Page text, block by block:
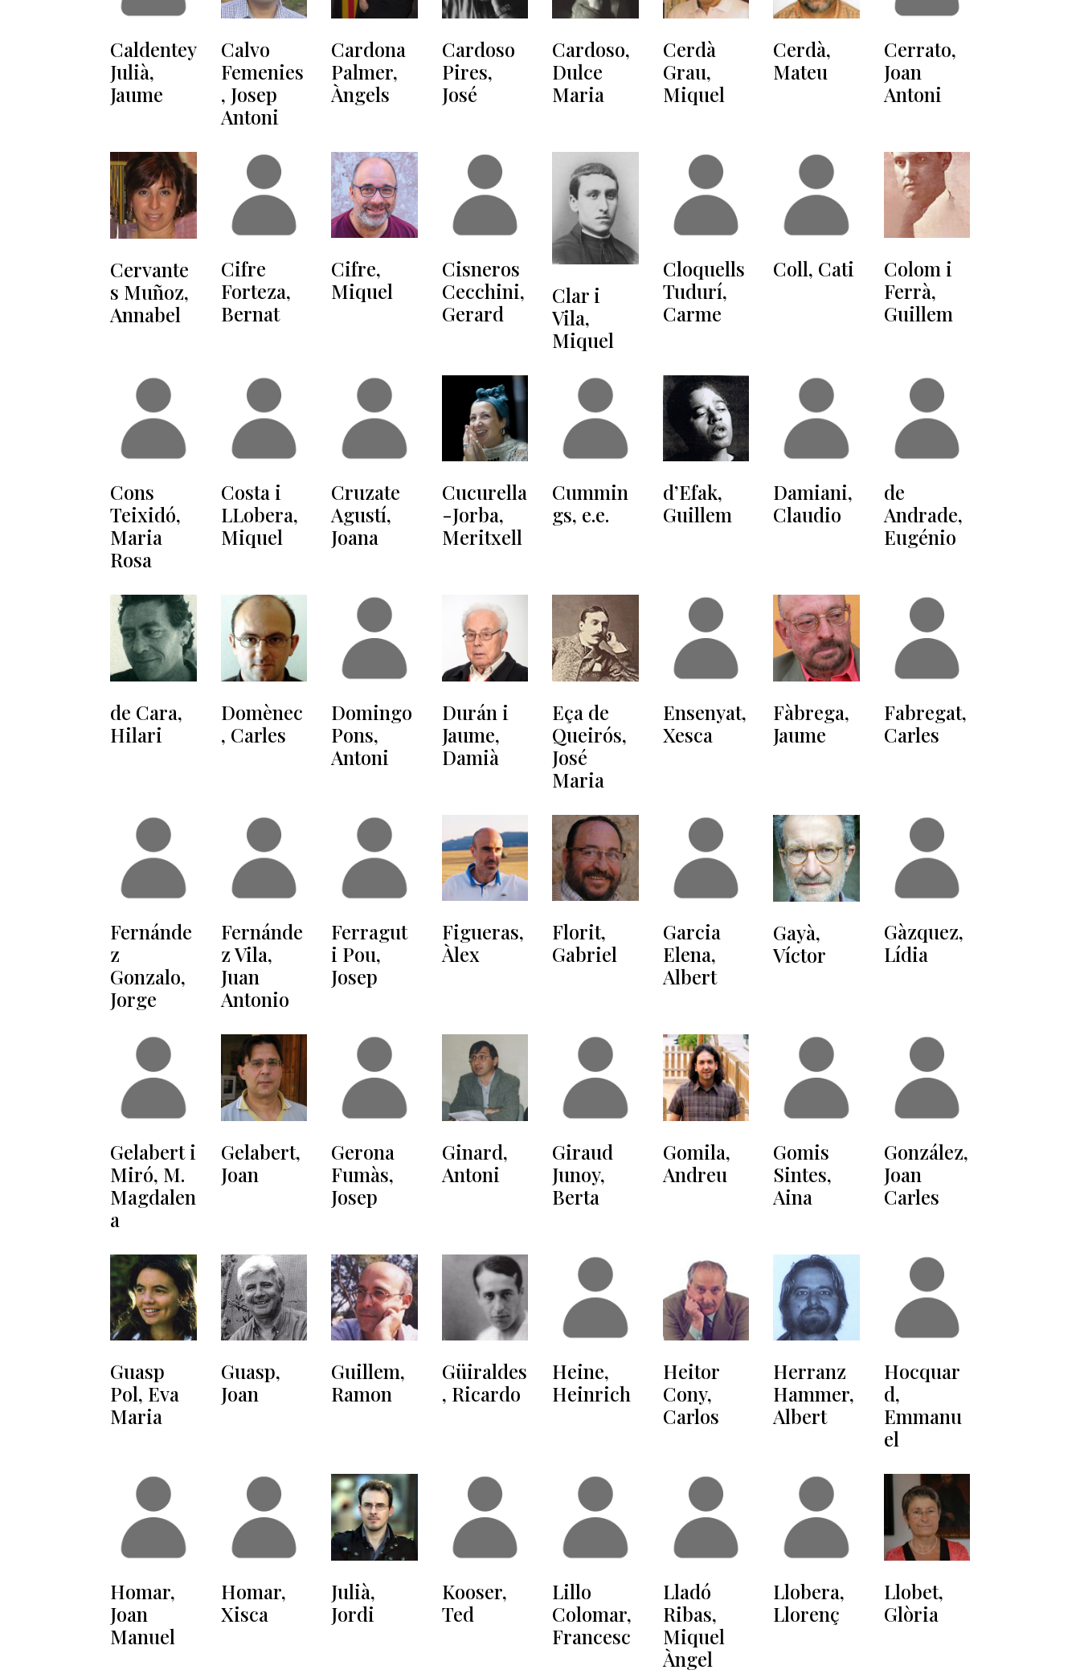
Caldentey
Julià,
Jaume
Calvo
Femenies
, Josep
Antoni
Cardona
Palmer,
Àngels
Cardoso
Pires,
José
Cardoso,
Dulce
Maria
Cerdà
Grau,
Miquel
Cerdà,
Mateu
Cerrato,
Joan
Antoni
Cervante
s Muñoz,
Annabel
Cifre
Forteza,
Bernat
Cifre,
Miquel
Cisneros
Cecchini,
Gerard
Clar i
Vila,
Miquel
Cloquells
Tudurí,
Carme
Coll, Cati
Colom i
Ferrà,
Guillem
Cons
Teixidó,
Maria
Rosa
Costa i
LLobera,
Miquel
Cruzate
Agustí,
Joana
Cucurella
-Jorba,
Meritxell
Cummin
gs, e.e.
d’Efak,
Guillem
Damiani,
Claudio
de
Andrade,
Eugénio
de Cara,
Hilari
Domènec
, Carles
Domingo
Pons,
Antoni
Durán i
Jaume,
Damià
Eça de
Queirós,
José
Maria
Ensenyat,
Xesca
Fàbrega,
Jaume
Fabregat,
Carles
Fernánde
z
Gonzalo,
Jorge
Fernánde
z Vila,
Juan
Antonio
Ferragut
i Pou,
Josep
Figueras,
Àlex
Florit,
Gabriel
Garcia
Elena,
Albert
Gayà,
Víctor
Gàzquez,
Lídia
Gelabert i
Miró, M.
Magdalen
a
Gelabert,
Joan
Gerona
Fumàs,
Josep
Ginard,
Antoni
Giraud
Junoy,
Berta
Gomila,
Andreu
Gomis
Sintes,
Aina
González,
Joan
Carles
Guasp
Pol, Eva
Maria
Guasp,
Joan
Guillem,
Ramon
Güiraldes
, Ricardo
Heine,
Heinrich
Heitor
Cony,
Carlos
Herranz
Hammer,
Albert
Hocquar
d,
Emmanu
el
Homar,
Joan
Manuel
Homar,
Xisca
Julià,
Jordi
Kooser,
Ted
Lillo
Colomar,
Francesc
Lladó
Ribas,
Miquel
Àngel
Llobera,
Llorenç
Llobet,
Glòria